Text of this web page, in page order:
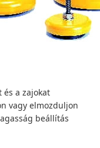
és a zajokat
vagy elmozduljon
beállítás